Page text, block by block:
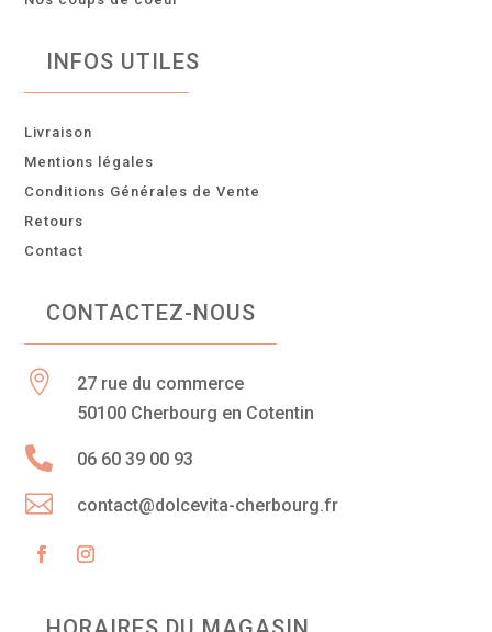
INFOS UTILES
Livraison
Mentions légales
Conditions Générales de Vente
Retours
Contact
CONTACTEZ-NOUS

27 rue du commerce
50100 Cherbourg en Cotentin
 06 60 39 00 93
 contact@dolcevita-cherbourg.fr